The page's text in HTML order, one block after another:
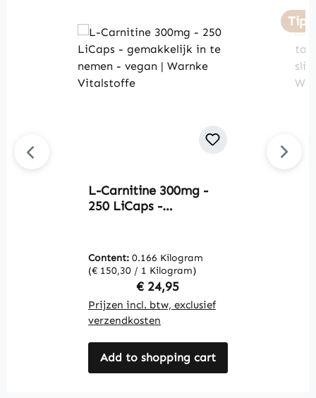
L-Carnitine 300mg -
250 LiCaps -
Warnke Vitalstoffe
Content: 0.166 Kilogram
(€ 150,30 / 1 Kilogram)
Regular price:
€ 24,95
Prijzen incl. btw, exclusief
verzendkosten
Add to shopping cart
Tip